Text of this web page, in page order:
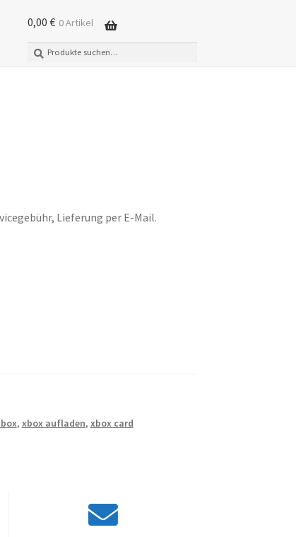
0,00 € 0 Artikel
Suche
Suchen
Lieferung per E-Mail.
, xbox aufladen, xbox card